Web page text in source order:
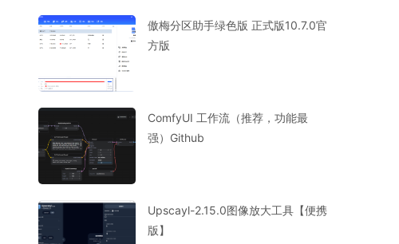
傲梅分区助手绿色版 正式版10.7.0官
方版
ComfyUI 工作流（推荐，功能最
强）Github
Upscayl-2.15.0图像放大工具【便携
版】